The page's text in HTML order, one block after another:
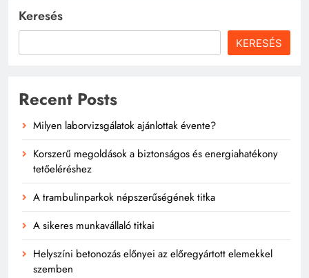
Keresés
KERESÉS
Recent Posts
Milyen laborvizsgálatok ajánlottak évente?
Korszerű megoldások a biztonságos és energiahatékony
tetőeléréshez
A trambulinparkok népszerűségének titka
A sikeres munkavállaló titkai
Helyszíni betonozás előnyei az előregyártott elemekkel
szemben